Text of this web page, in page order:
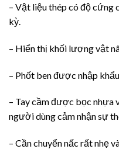
– Vật liệu thép có độ cứng
kỳ.
– Hiển thị khối lượng vật
– Phốt ben được nhập
– Tay cầm được bọc
người dùng cảm nhận sự
– Cần chuyển nấc rất nhẹ